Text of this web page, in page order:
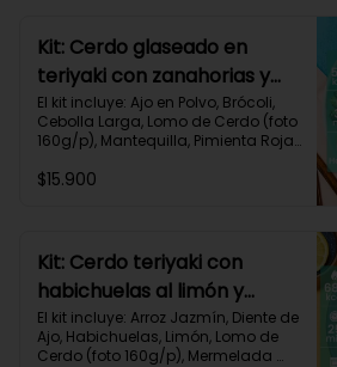
Kit: Cerdo glaseado en
teriyaki con zanahorias y
brócoli asados-125
El kit incluye: Ajo en Polvo, Brócoli,
Cebolla Larga, Lomo de Cerdo (foto
160g/p), Mantequilla, Pimienta Roja,
Impresa.
$15.900
Kit: Cerdo teriyaki con
habichuelas al limón y
arroz al ajillo-3
El kit incluye: Arroz Jazmín, Diente de
Ajo, Habichuelas, Limón, Lomo de
Cerdo (foto 160g/p), Mermelada